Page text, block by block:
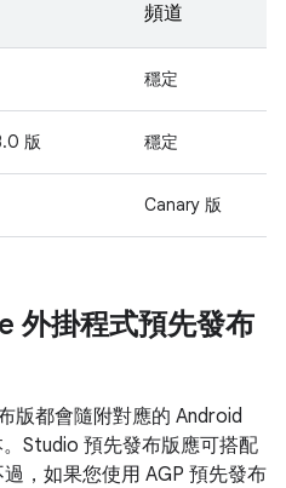
頻道
穩定
版 穩定
Canary 版
外掛程式預先發布
版都會隨附對應的 Android
Studio 預先發布版應可搭配
，如果您使用 AGP 預先發布